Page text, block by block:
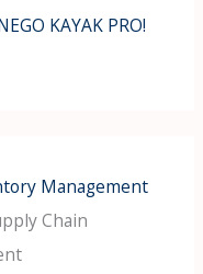
KAYAK PRO!
Management
Chain